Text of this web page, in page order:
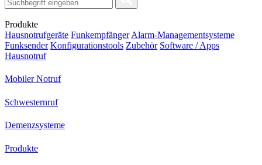
Produkte
Hausnotrufgeräte Funkempfänger Alarm-Managementsysteme
Funksender Konfigurationstools Zubehör Software / Apps
Hausnotruf
Mobiler Notruf
Schwesternruf
Demenzsysteme
Produkte